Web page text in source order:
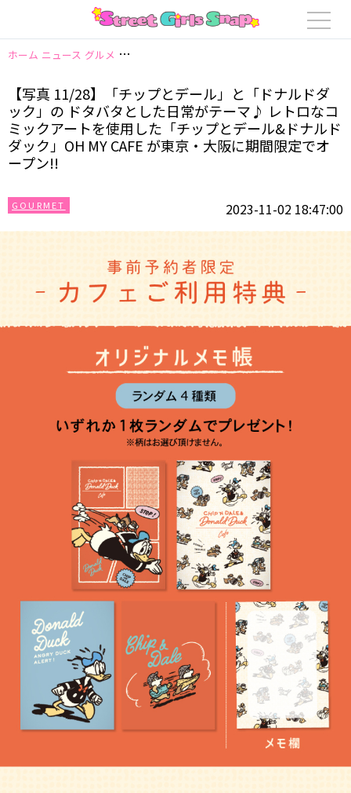
ホーム ニュース グルメ 【写真 11/28】「チップとデール」と「ドナルド
【写真 11/28】「チップとデール」と「ドナルドダ
ック」の ドタバタとした日常がテーマ♪ レトロなコ
ミックアートを使用した「チップとデール&ドナルド
ダック」OH MY CAFE が東京・大阪に期間限定でオ
ープン!!
GOURMET 2023-11-02 18:47:00